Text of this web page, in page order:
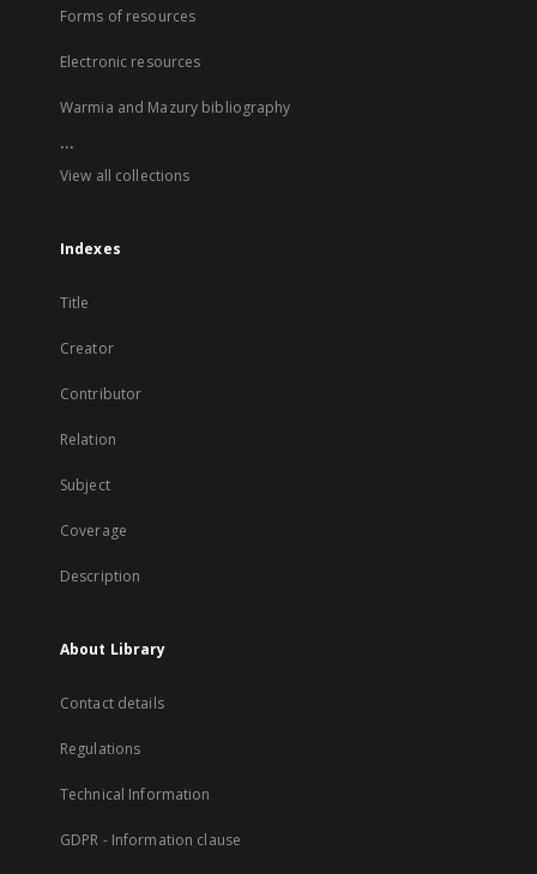
Forms of resources
Electronic resources
Warmia and Mazury bibliography
...
View all collections
Indexes
Title
Creator
Contributor
Relation
Subject
Coverage
Description
About Library
Contact details
Regulations
Technical Information
GDPR - Information clause